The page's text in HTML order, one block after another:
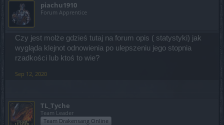
piachu1910
Forum Apprentice
Czy jest molże gdzieś tutaj na forum opis ( statystyki) jak
wygląda klejnot odnowienia po ulepszeniu jego stopnia
rzadkości lub ktoś to wie?
Sep 12, 2020
TL_Tyche
Team Leader
Team Drakensang Online